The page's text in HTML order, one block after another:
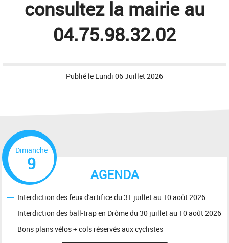
consultez la mairie au
04.75.98.32.02
Publié le Lundi 06 Juillet 2026
AGENDA
Dimanche
9
Interdiction des feux d'artifice du 31 juillet au 10 août 2026
Interdiction des ball-trap en Drôme du 30 juillet au 10 août 2026
Bons plans vélos + cols réservés aux cyclistes